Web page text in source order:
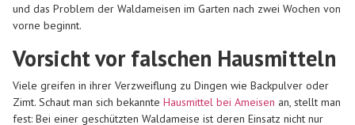
und das Problem der Waldameisen im Garten nach zwei Wochen von
vorne beginnt.
Vorsicht vor falschen Hausmitteln
Viele greifen in ihrer Verzweiflung zu Dingen wie Backpulver oder
Zimt. Schaut man sich bekannte Hausmittel bei Ameisen an, stellt man
fest: Bei einer geschützten Waldameise ist deren Einsatz nicht nur